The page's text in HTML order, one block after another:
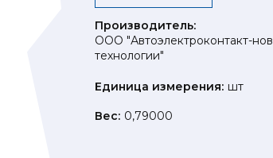
Производитель:
ООО "Автоэлектроконтакт-
технологии"
Единица измерения: шт
Вес: 0,79000